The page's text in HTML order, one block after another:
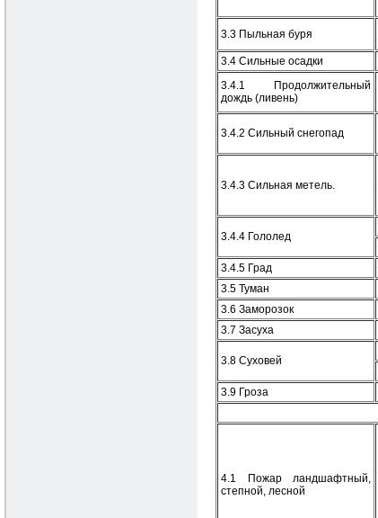
3.3 Пыльная буря
3.4 Сильные осадки
3.4.1 Продолжительный
дождь (ливень)
3.4.2 Сильный снегопад
3.4.3 Сильная метель.
3.4.4 Гололед
3.4.5 Град
3.5 Туман
3.6 Заморозок
3.7 Засуха
3.8 Суховей
3.9 Гроза
4.1 Пожар ландшафтный,
степной, лесной